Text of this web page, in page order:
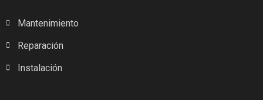
Mantenimiento
Reparación
Instalación